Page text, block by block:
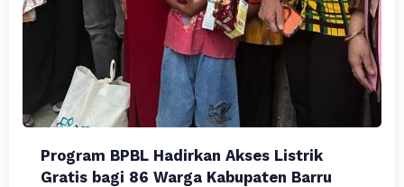
Program BPBL Hadirkan Akses Listrik
Gratis bagi 86 Warga Kabupaten Barru